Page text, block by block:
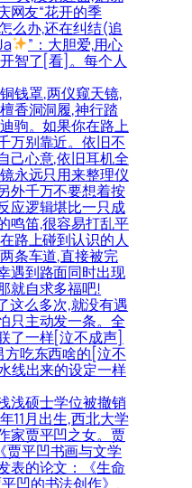
网友“花开的季
么办,还在纠结(追
”：大胆爱,用心
智了[看]。每个人
钱罩,两仪窥天镜,
香洞洞履,神行踏
驹。如果你在路上
万别靠近。依旧不
己心意,依旧耳机全
永远只用来整理仪
外千万不要想着按
应逻辑堪比一只成
鸣笛,很容易打乱平
路上碰到认识的人
条车道,直接被完
遇到路面同时出现
就自求多福吧!
这么多次,就没有遇
只主动发一条。全
了一样[泣不成声]
吃东西啥的[泣不
线出来的设定一样
浅硕士学位被撤销
11月出生,西北大学
家贾平凹之女。贾
贾平凹书画与文学
表的论文：《生命
凹的书法创作》、